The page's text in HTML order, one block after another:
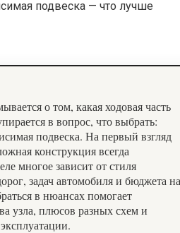
о том, какая ходовая часть
в вопрос, что выбрать:
подвеска. На первый взгляд
конструкция всегда
многое зависит от стиля
задач автомобиля и бюджета на
в нюансах помогает
узла, плюсов разных схем и